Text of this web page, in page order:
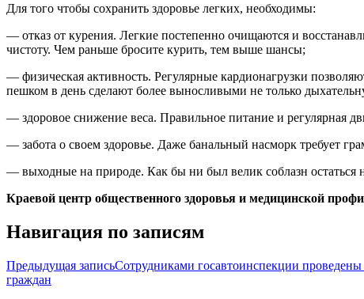
Для того чтобы сохранить здоровье легких, необходимы:
— отказ от курения. Легкие постепенно очищаются и
чистоту. Чем раньше бросите курить, тем выше шансы;
— физическая активность. Регулярные кардионагрузки
пешком в день сделают более выносливыми не только
— здоровое снижение веса. Правильное питание и регулярная
— забота о своем здоровье. Даже банальный насморк требует
— выходные на природе. Как бы ни был велик соблазн остаться
Краевой центр общественного здоровья и медицинской
Навигация по записям
Предыдущая записьСотрудниками госавтоинспекции
граждан